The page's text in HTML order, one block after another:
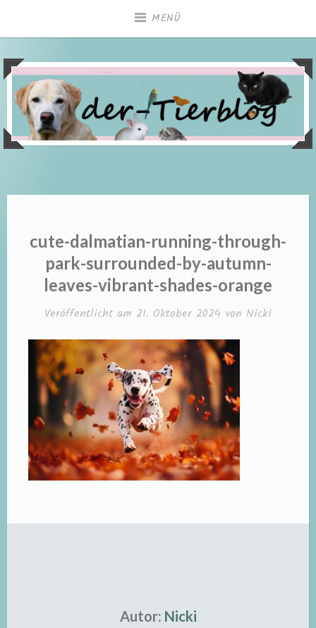
MENÜ
cute-dalmatian-running-through-
park-surrounded-by-autumn-
leaves-vibrant-shades-orange
Veröffentlicht am 21. Oktober 2024 von Nicki
Autor: Nicki